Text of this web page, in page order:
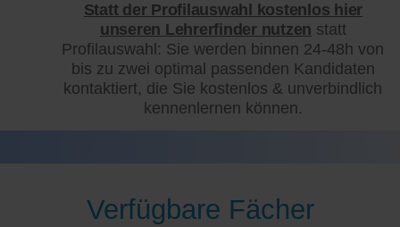
Statt der Profilauswahl kostenlos hier
unseren Lehrerfinder nutzen statt
Profilauswahl: Sie werden binnen 24-48h von
bis zu zwei optimal passenden Kandidaten
kontaktiert, die Sie kostenlos & unverbindlich
kennenlernen können.
Verfügbare Fächer